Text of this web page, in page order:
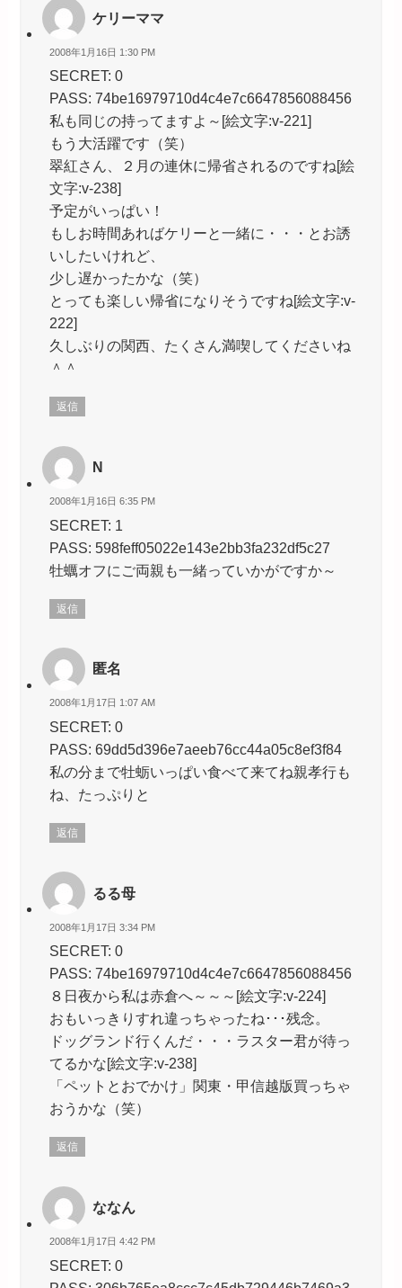
ケリーママ
2008年1月16日 1:30 PM
SECRET: 0
PASS: 74be16979710d4c4e7c6647856088456
私も同じの持ってますよ～[絵文字:v-221]
もう大活躍です（笑）
翠紅さん、２月の連休に帰省されるのですね[絵
文字:v-238]
予定がいっぱい！
もしお時間あればケリーと一緒に・・・とお誘
いしたいけれど、
少し遅かったかな（笑）
とっても楽しい帰省になりそうですね[絵文字:v-
222]
久しぶりの関西、たくさん満喫してくださいね
＾＾
返信
N
2008年1月16日 6:35 PM
SECRET: 1
PASS: 598feff05022e143e2bb3fa232df5c27
牡蠣オフにご両親も一緒っていかがですか～
返信
匿名
2008年1月17日 1:07 AM
SECRET: 0
PASS: 69dd5d396e7aeeb76cc44a05c8ef3f84
私の分まで牡蛎いっぱい食べて来てね親孝行も
ね、たっぷりと
返信
るる母
2008年1月17日 3:34 PM
SECRET: 0
PASS: 74be16979710d4c4e7c6647856088456
８日夜から私は赤倉へ～～～[絵文字:v-224]
おもいっきりすれ違っちゃったね･･･残念。
ドッグランド行くんだ・・・ラスター君が待っ
てるかな[絵文字:v-238]
「ペットとおでかけ」関東・甲信越版買っちゃ
おうかな（笑）
返信
ななん
2008年1月17日 4:42 PM
SECRET: 0